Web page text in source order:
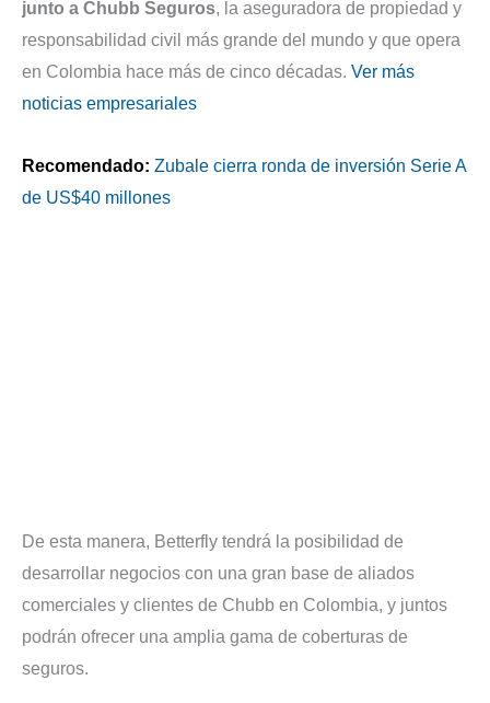
junto a Chubb Seguros, la aseguradora de propiedad y
responsabilidad civil más grande del mundo y que opera
en Colombia hace más de cinco décadas. Ver más
noticias empresariales
Recomendado: Zubale cierra ronda de inversión Serie A
de US$40 millones
De esta manera, Betterfly tendrá la posibilidad de
desarrollar negocios con una gran base de aliados
comerciales y clientes de Chubb en Colombia, y juntos
podrán ofrecer una amplia gama de coberturas de
seguros.